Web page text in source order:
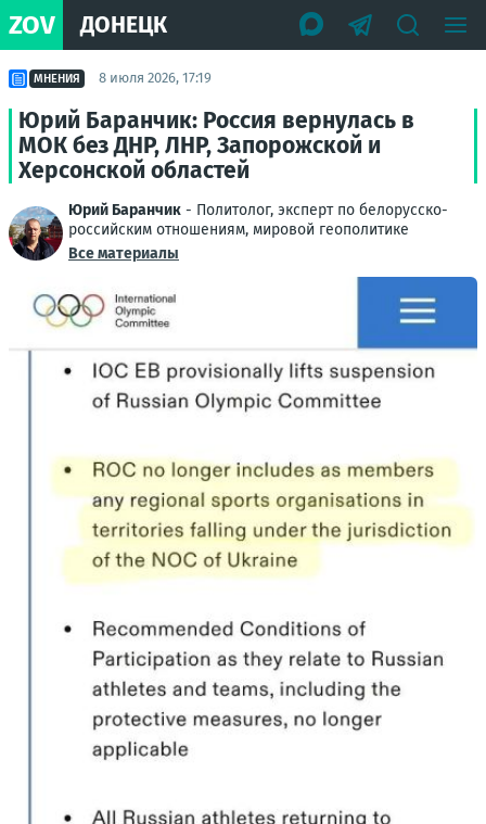
ZOV ДОНЕЦК
МНЕНИЯ 8 июля 2026, 17:19
Юрий Баранчик: Россия вернулась в
МОК без ДНР, ЛНР, Запорожской и
Херсонской областей
Юрий Баранчик - Политолог, эксперт по белорусско-
российским отношениям, мировой геополитике
Все материалы